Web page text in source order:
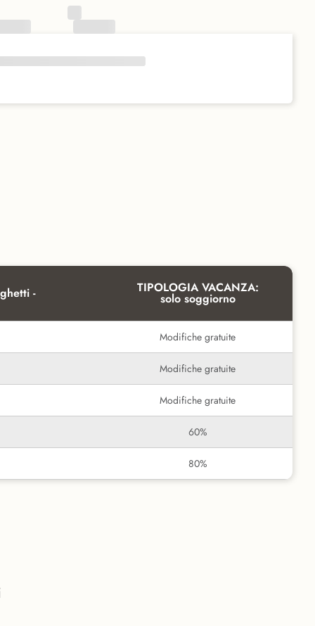
- TIPOLOGIA VACANZA:
solo soggiorno
Modifiche gratuite
Modifiche gratuite
Modifiche gratuite
60%
80%